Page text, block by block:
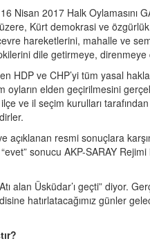
Nisan 2017 Halk Oylamasını
Kürt demokrasi ve
hareketlerini, mahalle ve
dile getirmeye, direnmeye
HDP ve CHP’yi tüm yasal
oyların elden geçirilmesini
ve il seçim kurulları tarafından
açıklanan resmi sonuçlara
sonucu AKP-SARAY
alan Üsküdar’ı geçti” diyor.
hatırlatacağımız günler